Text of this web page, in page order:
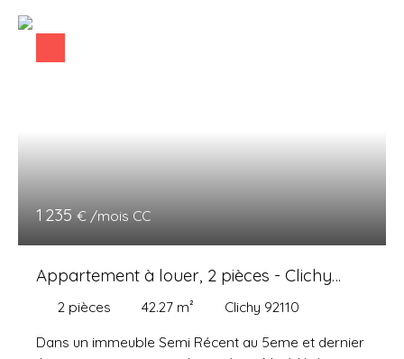
1 235 € /mois CC
Appartement à louer, 2 pièces - Clichy
92110
2 pièces 42.27 m²
Clichy 92110
Dans un immeuble Semi Récent au 5eme et dernier